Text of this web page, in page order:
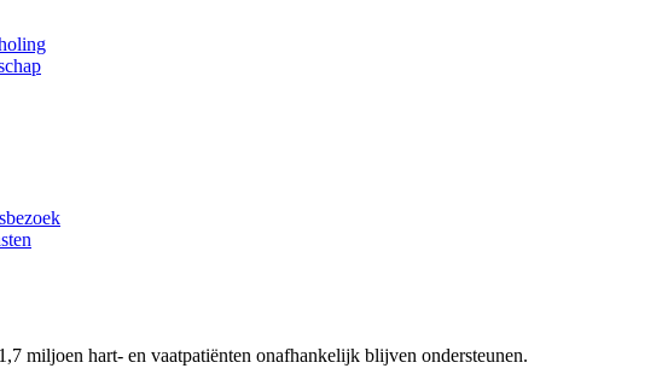
miljoen hart- en vaatpatiënten onafhankelijk blijven ondersteunen.